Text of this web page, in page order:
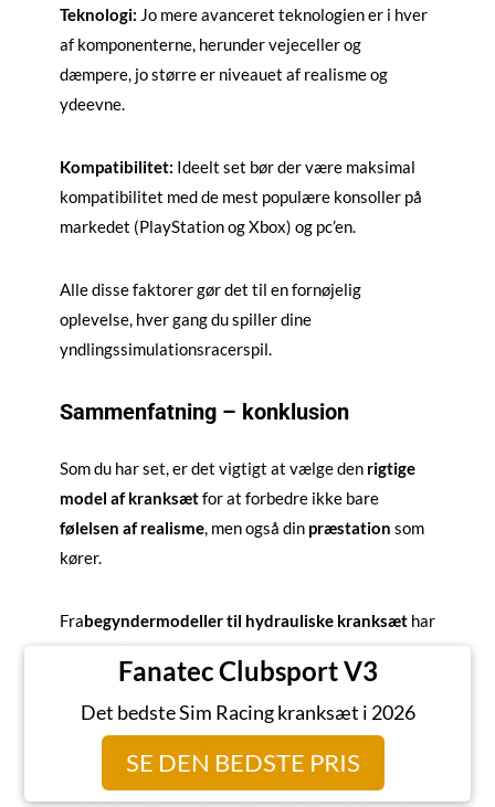
Teknologi: Jo mere avanceret teknologien er i hver
af komponenterne, herunder vejeceller og
dæmpere, jo større er niveauet af realisme og
ydeevne.
Kompatibilitet: Ideelt set bør der være maksimal
kompatibilitet med de mest populære konsoller på
markedet (PlayStation og Xbox) og pc’en.
Alle disse faktorer gør det til en fornøjelig
oplevelse, hver gang du spiller dine
yndlingssimulationsracerspil.
Sammenfatning – konklusion
Som du har set, er det vigtigt at vælge denrigtige
model af kranksætfor at forbedre ikke bare
følelsen af realisme, men også din præstation som
kører.
Frabegyndermodeller til hydrauliske kranksæthar
kranksæt, der vil tilfredsstille dig.
Vi håber, at du nu har de nøgler, du skal bruge for at
træffe din beslutning om at købe et kranksæt.
Uanset dit niveau inden forSim-racingeller dit
budget bør du kunne finde det, du leder efter, i de
Fanatec Clubsport V3
Det bedste Sim Racing kranksæt i 2026
SE DEN BEDSTE PRIS